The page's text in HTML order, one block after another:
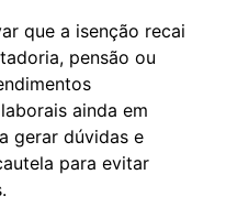
que a isenção recai
pensão ou
ainda em
gerar dúvidas e
para evitar